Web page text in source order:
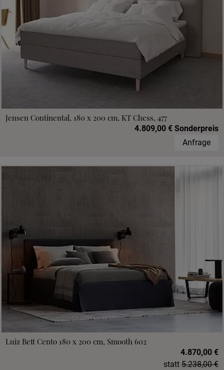
Jensen Continental, 180 x 200 cm, KT Chess, 477
4.809,00 € Sonderpreis
Anfrage
Luiz Bett Cento 180 x 200 cm, Smooth 602
4.870,00 €
statt 5.238,00 €